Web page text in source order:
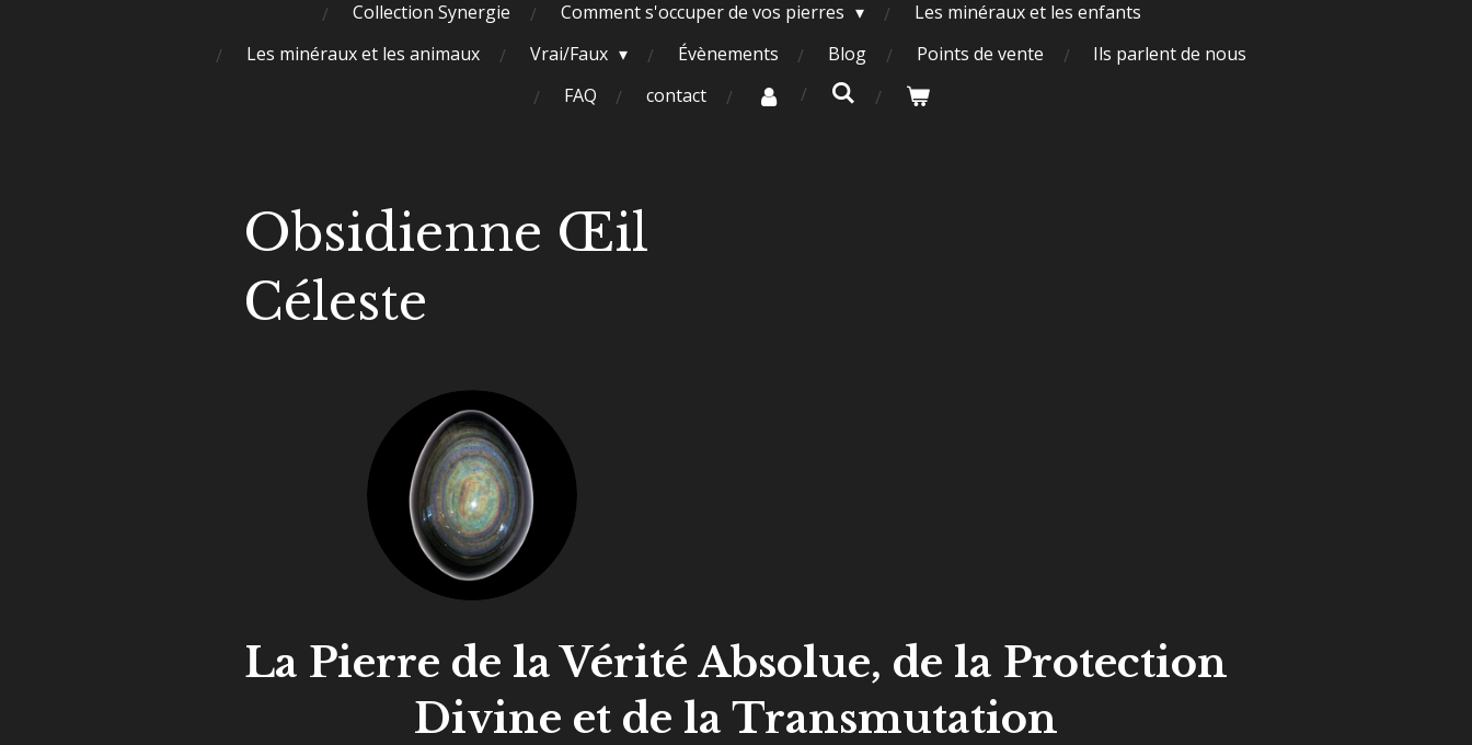
Collection Synergie
Comment s'occuper de vos pierres
Les minéraux et les enfants
Les minéraux et les animaux
Vrai/Faux Évènements Blog Points de vente
Ils parlent de nous
FAQ
contact
Obsidienne Œil
Céleste
La Pierre de la Vérité Absolue, de la Protection
Divine et de la Transmutation